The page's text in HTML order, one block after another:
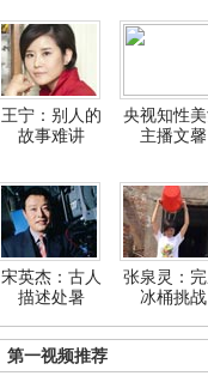
王宁：别人的
故事难讲
央视知性
主播文馨
宋英杰：古人
描述处暑
张泉灵：
冰桶挑战
第一视频推荐